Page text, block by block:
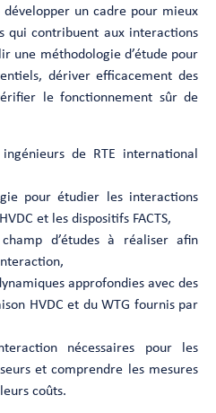
un cadre pour mieux
qui contribuent aux interactions
une méthodologie d’étude pour
dériver efficacement des
le fonctionnement sûr de
de RTE international
pour étudier les interactions
et les dispositifs FACTS,
d’études à réaliser afin
approfondies avec des
HVDC et du WTG fournis par
nécessaires pour les
et comprendre les mesures
coûts.